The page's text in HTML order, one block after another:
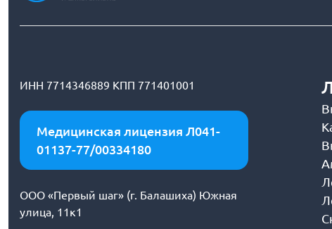
ИНН 7714346889 КПП 771401001
Медицинская лицензия Л041-
01137-77/00334180
ООО «Первый шаг» (г. Балашиха) Южная
улица, 11к1